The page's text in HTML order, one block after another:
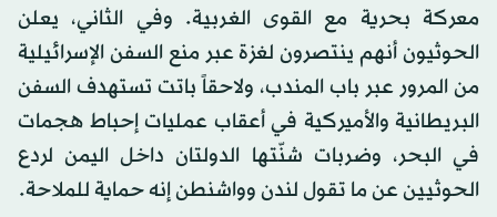
معركة بحرية مع القوى الغربية. وفي الثاني، يعلن
الحوثيون أنهم ينتصرون لغزة عبر منع السفن الإسرائيلية
من المرور عبر باب المندب، ولاحقاً باتت تستهدف السفن
البريطانية والأميركية في أعقاب عمليات إحباط هجمات
في البحر، وضربات شنّتها الدولتان داخل اليمن لردع
الحوثيين عن ما تقول لندن وواشنطن إنه حماية للملاحة.